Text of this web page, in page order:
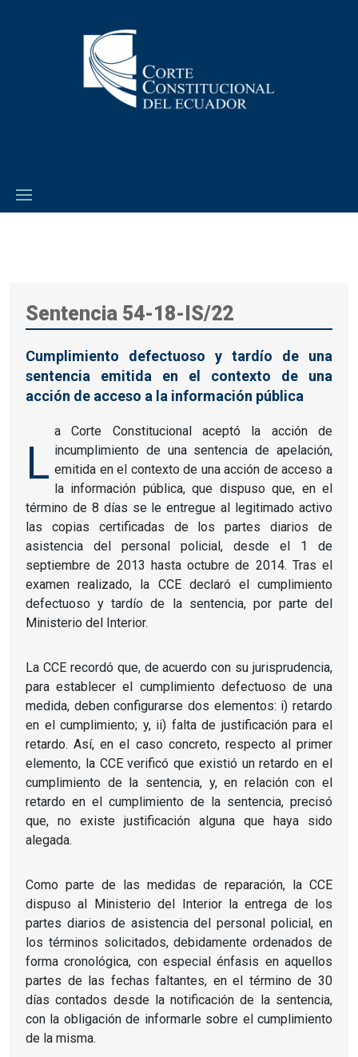
Sentencia 54-18-IS/22
Cumplimiento defectuoso y tardío de una
sentencia emitida en el contexto de una
acción de acceso a la información pública
L
a Corte Constitucional aceptó la acción de
incumplimiento de una sentencia de apelación,
emitida en el contexto de una acción de acceso a
la información pública, que dispuso que, en el
término de 8 días se le entregue al legitimado activo
las copias certificadas de los partes diarios de
asistencia del personal policial, desde el 1 de
septiembre de 2013 hasta octubre de 2014. Tras el
examen realizado, la CCE declaró el cumplimiento
defectuoso y tardío de la sentencia, por parte del
Ministerio del Interior.
La CCE recordó que, de acuerdo con su jurisprudencia,
para establecer el cumplimiento defectuoso de una
medida, deben configurarse dos elementos: i) retardo
en el cumplimiento; y, ii) falta de justificación para el
retardo. Así, en el caso concreto, respecto al primer
elemento, la CCE verificó que existió un retardo en el
cumplimiento de la sentencia, y, en relación con el
retardo en el cumplimiento de la sentencia, precisó
que, no existe justificación alguna que haya sido
alegada.
Como parte de las medidas de reparación, la CCE
dispuso al Ministerio del Interior la entrega de los
partes diarios de asistencia del personal policial, en
los términos solicitados, debidamente ordenados de
forma cronológica, con especial énfasis en aquellos
partes de las fechas faltantes, en el término de 30
días contados desde la notificación de la sentencia,
con la obligación de informarle sobre el cumplimiento
de la misma.